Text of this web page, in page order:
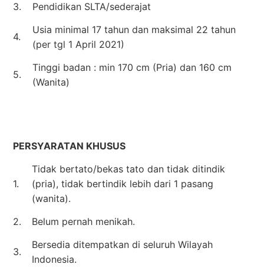
3.
Pendidikan SLTA/sederajat
4.
Usia minimal 17 tahun dan maksimal 22 tahun
(per tgl 1 April 2021)
5.
Tinggi badan : min 170 cm (Pria) dan 160 cm
(Wanita)
PERSYARATAN KHUSUS
1.
Tidak bertato/bekas tato dan tidak ditindik
(pria), tidak bertindik lebih dari 1 pasang
(wanita).
2.
Belum pernah menikah.
3.
Bersedia ditempatkan di seluruh Wilayah
Indonesia.